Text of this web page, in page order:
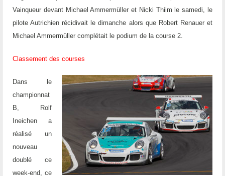
Vainqueur devant Michael Ammermüller et Nicki Thiim le samedi, le
pilote Autrichien récidivait le dimanche alors que Robert Renauer et
Michael Ammermüller complétait le podium de la course 2.
Classement des courses
Dans le
championnat
B, Rolf
Ineichen a
réalisé un
nouveau
doublé ce
week-end, ce